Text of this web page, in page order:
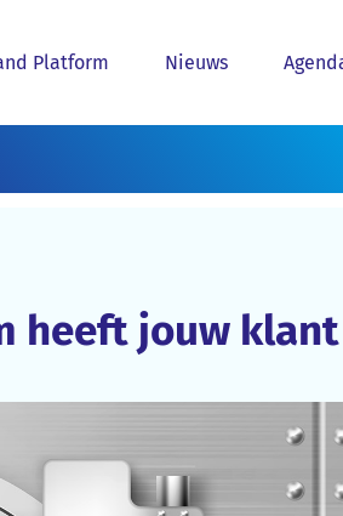
Platform Nieuws
heeft jouw